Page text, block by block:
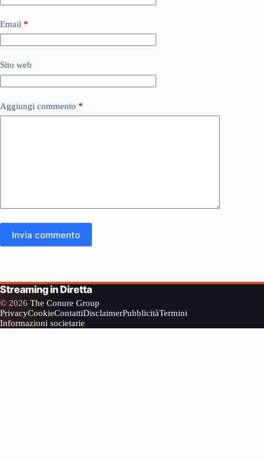
Email *
Sito web
Aggiungi commento *
Invia commento
Streaming in Diretta
© 2026 The Conure Group
PrivacyCookieContattiDisclaimerPubblicitàTermini
Informazioni societarie